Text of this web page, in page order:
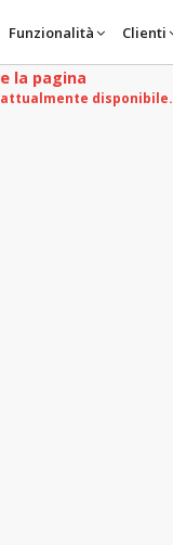
Funzionalità Clienti
la pagina
disponibile.